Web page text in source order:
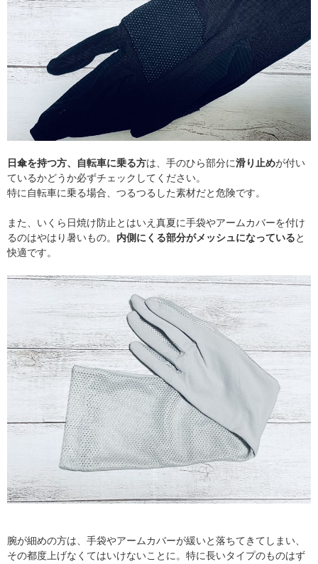
日傘を持つ方、自転車に乗る方は、手のひら部分に滑り止めが付い
ているかどうか必ずチェックしてください。
特に自転車に乗る場合、つるつるした素材だと危険です。
また、いくら日焼け防止とはいえ真夏に手袋やアームカバーを付け
るのはやはり暑いもの。 内側にくる部分がメッシュになっていると
快適です。
腕が細めの方は、手袋やアームカバーが緩いと落ちてきてしまい、
その都度上げなくてはいけないことに。特に長いタイプのものはず